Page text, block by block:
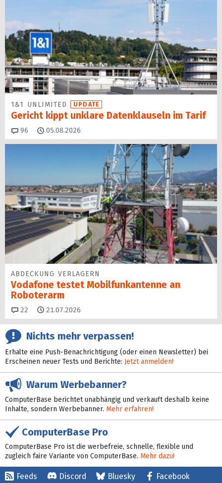
1&1 UNLIMITED UPDATE
Gericht kippt unklare Datenklauseln im Tarif
96 Kommentare
05.08.2026
ABDECKUNG VERLAGERN
Vodafone testet Mobilfunk­antenne an
Roboterarm
22 Kommentare
21.07.2026
Nichts mehr verpassen!
Erhalte eine Push-Benachrichtigung (oder einen Newsletter) bei
Erscheinen neuer Tests und Berichte: Jetzt anmelden!
Warum Werbebanner?
ComputerBase berichtet unabhängig und verkauft deshalb keine
Inhalte, sondern Werbebanner. Mehr erfahren!
ComputerBase Pro
ComputerBase Pro ist die werbefreie, schnelle, flexible und
zugleich faire Variante von ComputerBase. Mehr dazu!
Feeds Discord Bluesky Facebook